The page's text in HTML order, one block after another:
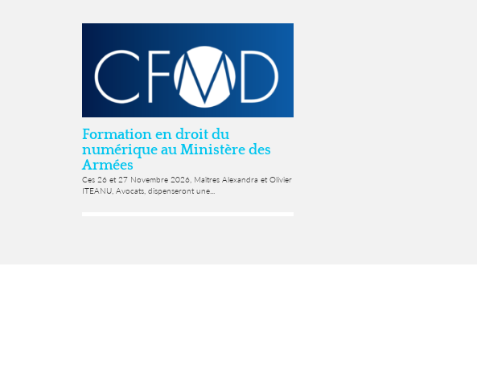
Formation en droit du
numérique au Ministère des
Armées
Ces 26 et 27 Novembre 2026, Maîtres Alexandra et Olivier
ITEANU, Avocats, dispenseront une...